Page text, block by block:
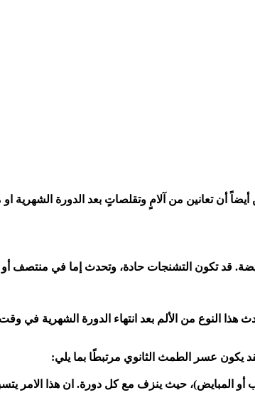
أيضاً أن تعانين من آلامٍ وتقلصاتٍ بعد الدورة
قد تكون التشنجات حادة، وتحدث إما في
يكون عسر الطمث الثانوي مرتبطًا بما يلي:
خارجها (مثل قناتي فالوب أو المبايض)، حيث ينزف مع كل دورة. ان هذا